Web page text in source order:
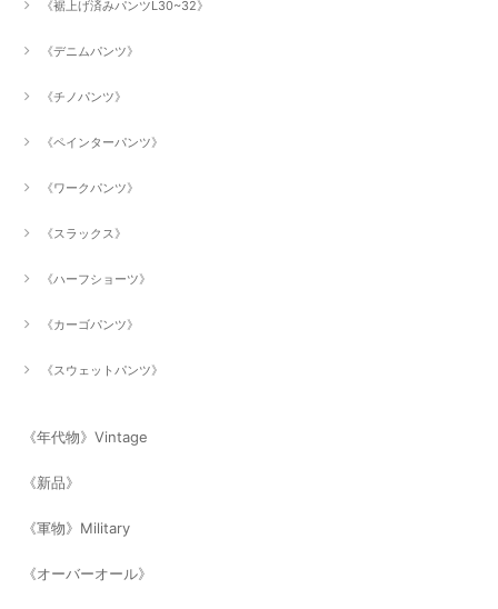
《裾上げ済みパンツL30~32》
《デニムパンツ》
《チノパンツ》
《ペインターパンツ》
《ワークパンツ》
《スラックス》
《ハーフショーツ》
《カーゴパンツ》
《スウェットパンツ》
《年代物》Vintage
《新品》
《軍物》Military
《オーバーオール》